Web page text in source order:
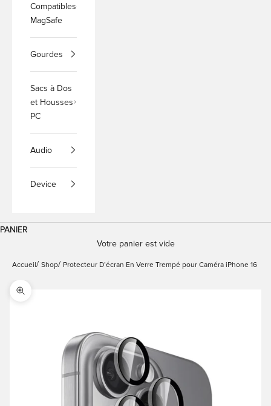
Compatibles
MagSafe
Gourdes
Sacs à Dos
et Housses
PC
Audio
Device
PANIER
Votre panier est vide
Accueil Shop Protecteur D’écran En Verre Trempé pour Caméra iPhone 16
Zoomer sur l'image